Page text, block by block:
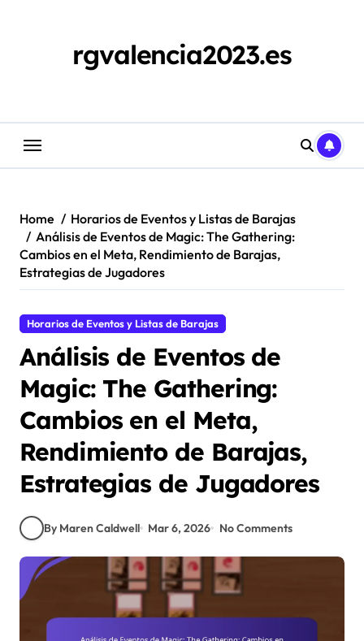
rgvalencia2023.es
Home
Horarios de Eventos y Listas de Barajas
Análisis de Eventos de Magic: The Gathering:
Cambios en el Meta, Rendimiento de Barajas,
Estrategias de Jugadores
Horarios de Eventos y Listas de Barajas
Análisis de Eventos de
Magic: The Gathering:
Cambios en el Meta,
Rendimiento de Barajas,
Estrategias de Jugadores
By Maren Caldwell Mar 6, 2026 No Comments